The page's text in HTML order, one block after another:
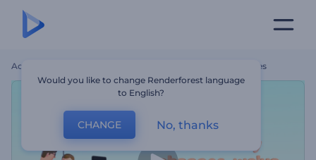
Accueil Présentation Des Solutions Commerciales
Would you like to change Renderforest language
to English?
CHANGE No, thanks